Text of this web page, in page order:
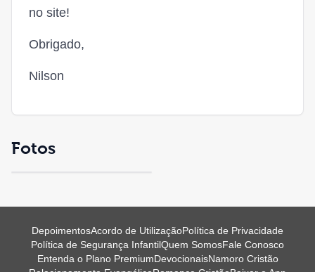
no site!
Obrigado,
Nilson
Fotos
DepoimentosAcordo de UtilizaçãoPolítica de Privacidade
Política de Segurança InfantilQuem SomosFale Conosco
Entenda o Plano PremiumDevocionaisNamoro Cristão